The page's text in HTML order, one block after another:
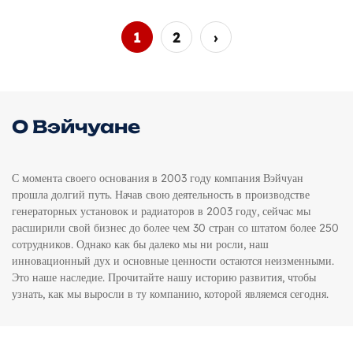
1 2 ›
О Вэйчуане
С момента своего основания в 2003 году компания Вэйчуан
прошла долгий путь. Начав свою деятельность в производстве
генераторных установок и радиаторов в 2003 году, сейчас мы
расширили свой бизнес до более чем 30 стран со штатом более 250
сотрудников. Однако как бы далеко мы ни росли, наш
инновационный дух и основные ценности остаются неизменными.
Это наше наследие. Прочитайте нашу историю развития, чтобы
узнать, как мы выросли в ту компанию, которой являемся сегодня.